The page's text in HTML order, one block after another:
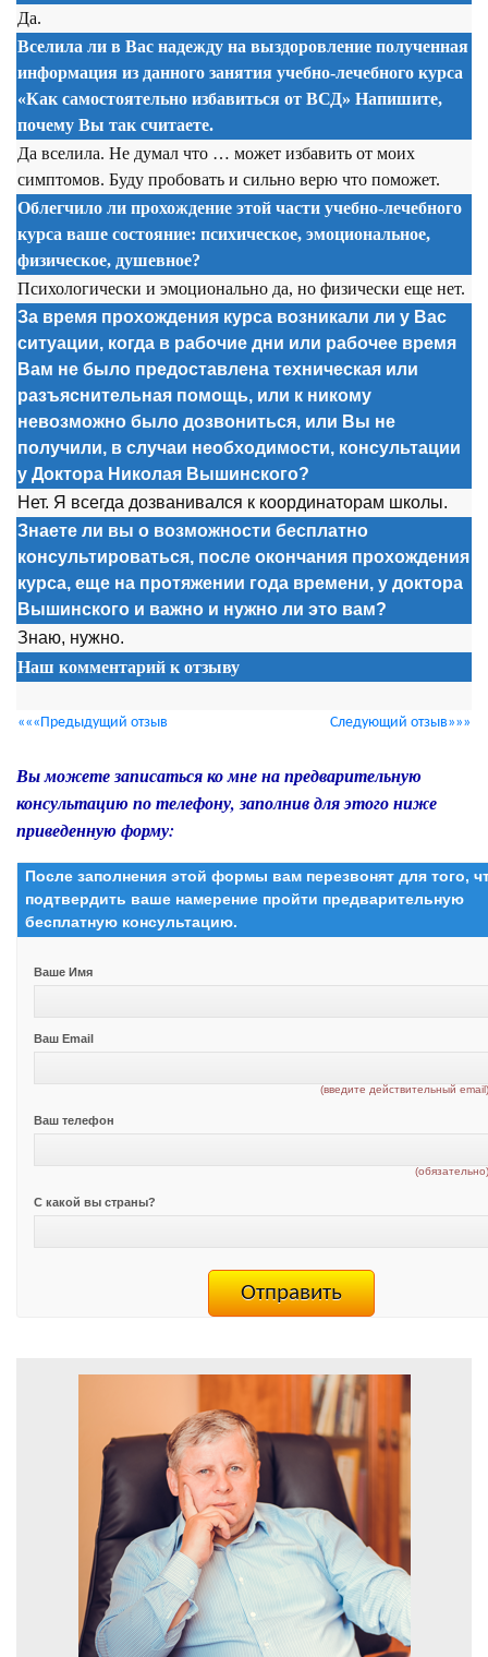
Да.
Вселила ли в Вас надежду на выздоровление полученная
информация из данного занятия учебно-лечебного курса
«Как самостоятельно избавиться от ВСД» Напишите,
почему Вы так считаете.
Да вселила. Не думал что … может избавить от моих
симптомов. Буду пробовать и сильно верю что поможет.
Облегчило ли прохождение этой части учебно-лечебного
курса ваше состояние: психическое, эмоциональное,
физическое, душевное?
Психологически и эмоционально да, но физически еще нет.
За время прохождения курса возникали ли у Вас
ситуации, когда в рабочие дни или рабочее время
Вам не было предоставлена техническая или
разъяснительная помощь, или к никому
невозможно было дозвониться, или Вы не
получили, в случаи необходимости, консультации
у Доктора Николая Вышинского?
Нет. Я всегда дозванивался к координаторам школы.
Знаете ли вы о возможности бесплатно
консультироваться, после окончания прохождения
курса, еще на протяжении года времени, у доктора
Вышинского и важно и нужно ли это вам?
Знаю, нужно.
Наш комментарий к отзыву
«««Предыдущий отзыв Следующий отзыв»»»
Вы можете записаться ко мне на предварительную
консультацию по телефону, заполнив для этого ниже
приведенную форму:
После заполнения этой формы вам перезвонят для того,
подтвердить ваше намерение пройти предварительную
бесплатную консультацию.
Ваше Имя
Ваш Email
(введите действительный
Ваш телефон
С какой вы страны?